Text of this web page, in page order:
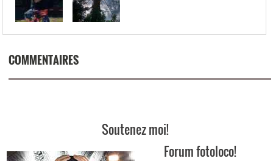
COMMENTAIRES
Soutenez moi!
Forum fotoloco!